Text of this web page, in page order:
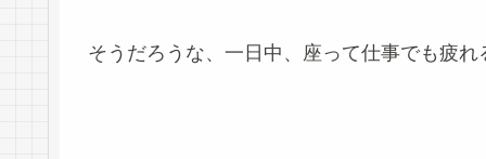
そうだろうな、一日中、座って仕事でも疲れ